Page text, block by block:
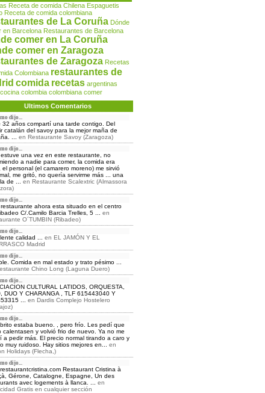
Receta de comida Chilena Espaguetis
Receta de comida colombiana
de La Coruña Dónde
en Barcelona Restaurantes de Barcelona
comer en La Coruña
comer en Zaragoza
de Zaragoza Recetas
Colombiana restaurantes de
comida recetas argentinas
cocina colombia colombiana comer
Ultimos Comentarios
dijo...
32 años compartí una tarde contigo. Del
catalán del savoy para la mejor maña de
... en Restaurante Savoy (Zaragoza)
dijo...
una vez en este restaurante, no
a nadie para comer, la comida era
el personal (el camarero moreno) me sirvió
me gritó, no quería servirme más ... una
de ... en Restaurante Scalextric (Almassora
dijo...
ahora esta situado en el centro
C/.Camilo Barcia Trelles, 5 ... en
O´TUMBIN (Ribadeo)
dijo...
calidad ... en EL JAMÓN Y EL
Madrid
dijo...
Comida en mal estado y trato pésimo ...
Chino Long (Laguna Duero)
dijo...
CULTURAL LATIDOS, ORQUESTA,
DUO Y CHARANGA , TLF 615443040 Y
... en Dardis Complejo Hostelero
dijo...
estaba bueno. , pero frío. Les pedí que
calentasen y volvió frio de nuevo. Ya no me
a pedir más. El precio normal tirando a caro y
muy ruidoso. Hay sitios mejores en... en
Holidays (Flecha,)
dijo...
Restaurant Cristina à
Gérone, Catalogne, Espagne, Un des
avec logements à llanca. ... en
Gratis en cualquier sección